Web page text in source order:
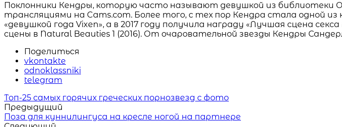
Поклонники Кендры, которую часто называют девушкой из
трансляциями на Cams.com. Более того, с тех пор Кендра стала одной
«девушкой года Vixen», а в 2017 году получила награду «Лучшая сцена
сцены в Natural Beauties 1 (2016). От очаровательной звезды Кендры
Поделиться
vkontakte
odnoklassniki
telegram
Читать
похожие
статьи
Топ-25 самых горячих греческих порнозвезд с фото
Предыдущий
Поза для куннилингуса на кресле ногой на партнере